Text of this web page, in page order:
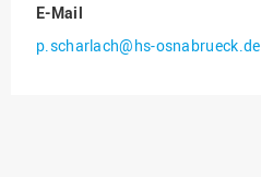
Hochschulplanung/-
strategie
E-Mail
p.scharlach@hs-osnabrueck.de